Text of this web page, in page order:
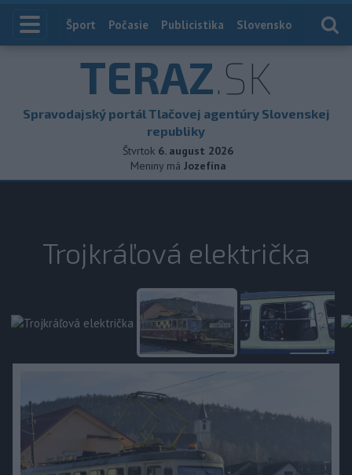
Index
Šport Počasie Publicistika Slovensko
TERAZ.SK
Spravodajský portál Tlačovej agentúry Slovenskej
republiky
Štvrtok 6. august 2026
Meniny má Jozefína
Trojkráľová električka